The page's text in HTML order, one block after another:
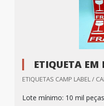
ETIQUETA EM
ETIQUETAS CAMP LABEL /
Lote mínimo: 10 mil